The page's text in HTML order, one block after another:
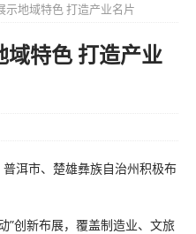
示地域特色 打造产业名片
域特色 打造产业
洱市、楚雄彝族自治州积极布
”创新布展，覆盖制造业、文旅